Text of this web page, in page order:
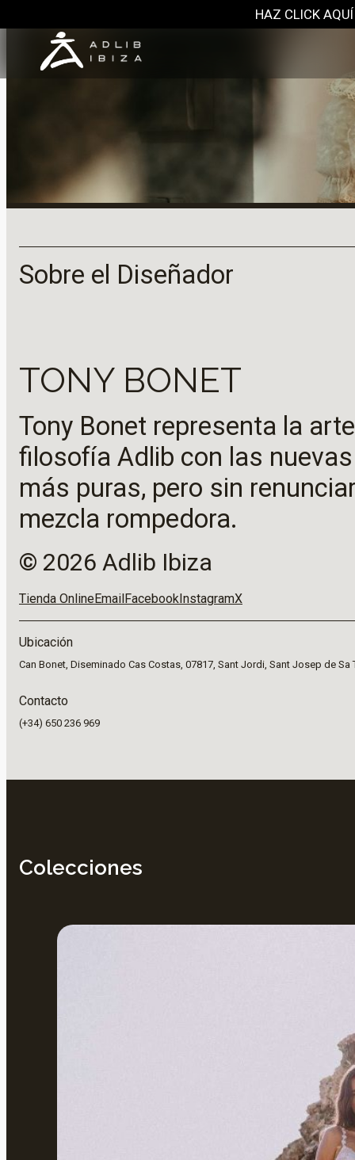
HAZ CLICK
Sobre el Diseñador
TONY BONET
Tony Bonet representa la
filosofía Adlib con las
más puras, pero sin
mezcla rompedora.
© 2026 Adlib Ibiza
Tienda OnlineEmailFacebookInstagramX
Ubicación
Can Bonet, Diseminado Cas Costas, 07817, Sant Jordi, Sant Josep de Sa
Contacto
(+34) 650 236 969
Colecciones